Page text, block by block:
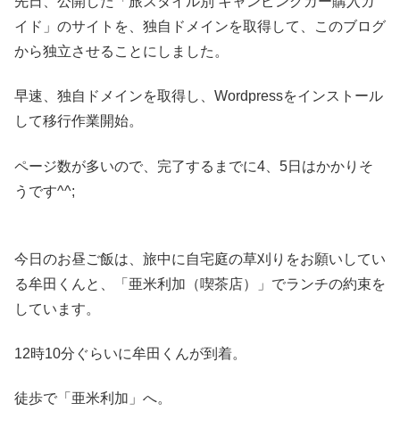
イド」のサイトを、独自ドメインを取得して、このブログ
から独立させることにしました。
早速、独自ドメインを取得し、Wordpressをインストール
して移行作業開始。
ページ数が多いので、完了するまでに4、5日はかかりそ
うです^^;
今日のお昼ご飯は、旅中に自宅庭の草刈りをお願いしてい
る牟田くんと、「亜米利加（喫茶店）」でランチの約束を
しています。
12時10分ぐらいに牟田くんが到着。
徒歩で「亜米利加」へ。